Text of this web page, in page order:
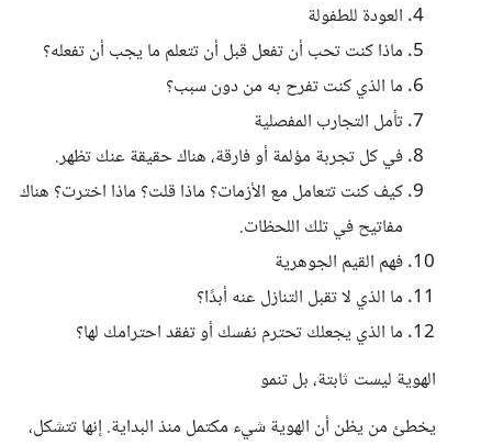
العودة للطفولة
ماذا كنت تحب أن تفعل قبل أن تتعلم ما يجب أن تفعله؟
ما الذي كنت تفرح به من دون سبب؟
تأمل التجارب المفصلية
في كل تجربة مؤلمة أو فارقة، هناك حقيقة عنك تظهر.
كيف كنت تتعامل مع الأزمات؟ ماذا قلت؟ ماذا اخترت؟ هناك
مفاتيح في تلك اللحظات.
فهم القيم الجوهرية
ما الذي لا تقبل التنازل عنه أبدًا؟
ما الذي يجعلك تحترم نفسك أو تفقد احترامك لها؟
الهوية ليست ثابتة، بل تنمو
يخطئ من يظن أن الهوية شيء مكتمل منذ البداية. إنها تتشكل،